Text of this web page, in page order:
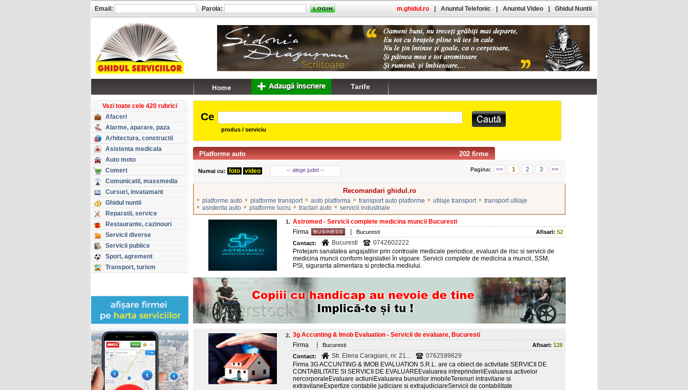
Vezi toate cele 420 rubrici
Afaceri
Alarme, aparare, paza
Arhitectura, constructii
Asistenta medicala
Auto moto
Comert
Comunicatii, massmedia
Cursuri, invatamant
Ghidul nuntii
Reparatii, service
Restaurante, cazinouri
Servicii diverse
Servicii publice
Sport, agrement
Transport, turism
Ce
produs / serviciu
202 firme
Platforme auto
Numai cu: foto video -- alege judet -- Pagina: << 1 2 3 >>
Recomandari ghidul.ro
• platforme auto • platforme transport • auto platforma • transport auto platforme • utilaje transport • transport utilaje
• asistenta auto • platforme lucru • tractari auto • servicii industriale
1. Astromed - Servicii complete medicina muncii Bucuresti
Firma
Bucuresti Afisari: 52
Contact:
Bucuresti
0742602222
Protejam sanatatea angajatilor prin controale medicale periodice, evaluari de risc si servicii de
medicina muncii conform legislatiei în vigoare. Servicii complete de medicina a muncii, SSM,
PSI, siguranta alimentara si protectia mediului.
2. 3g Accunting & Imob Evaluation - Servicii de evaluare, Bucuresti
Firma
Bucuresti Afisari: 128
Contact:
Str. Elena Caragiani, nr. 21...
0762599829
Firma 3G ACCUNTING & IMOB EVALUATION S.R.L. are ca obiect de activitate SERVICII DE
CONTABILITATE SI SERVICII DE EVALUAREEvaluarea intreprinderiiEvaluarea activelor
nercorporaleEvaluare actiuniEvaluarea bunurilor imobileTerenuri intravilane si
extravilaneExpertize contabile judiciare si extrajudiciareServicii de contabilitate
Email: Parola: m.ghidul.ro Anuntul Telefonic Anuntul Video Ghidul Nuntii
Tarife